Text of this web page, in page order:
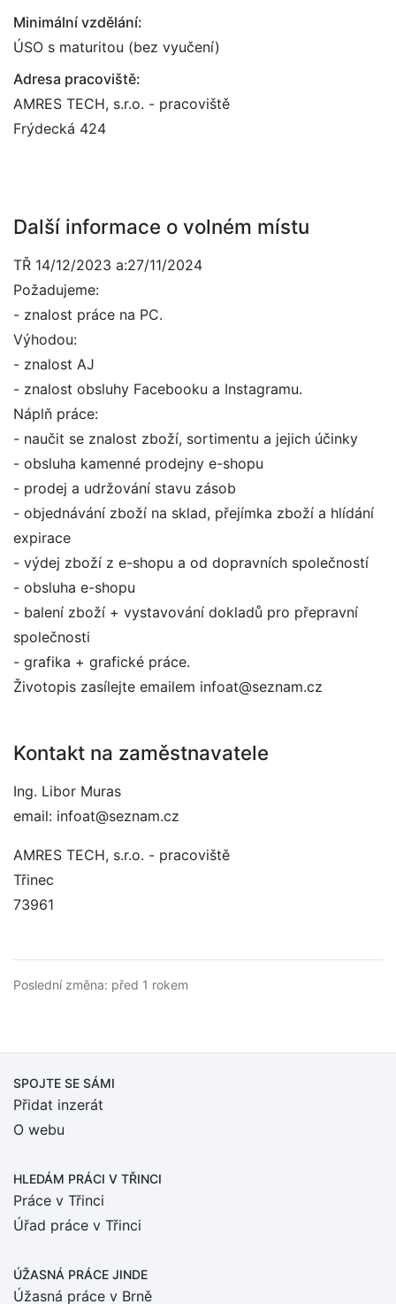
Minimální vzdělání:
ÚSO s maturitou (bez vyučení)
Adresa pracoviště:
AMRES TECH, s.r.o. - pracoviště
Frýdecká 424
Další informace o volném místu
TŘ 14/12/2023 a:27/11/2024
Požadujeme:
- znalost práce na PC.
Výhodou:
- znalost AJ
- znalost obsluhy Facebooku a Instagramu.
Náplň práce:
- naučit se znalost zboží, sortimentu a jejich účinky
- obsluha kamenné prodejny e-shopu
- prodej a udržování stavu zásob
- objednávání zboží na sklad, přejímka zboží a hlídání
expirace
- výdej zboží z e-shopu a od dopravních společností
- obsluha e-shopu
- balení zboží + vystavování dokladů pro přepravní
společnosti
- grafika + grafické práce.
Životopis zasílejte emailem infoat@seznam.cz
Kontakt na zaměstnavatele
Ing. Libor Muras
email: infoat@seznam.cz
AMRES TECH, s.r.o. - pracoviště
Třinec
73961
Poslední změna: před 1 rokem
SPOJTE SE SÁMI
Přidat inzerát
O webu
HLEDÁM PRÁCI V TŘINCI
Práce v Třinci
Úřad práce v Třinci
ÚŽASNÁ PRÁCE JINDE
Úžasná práce v Brně